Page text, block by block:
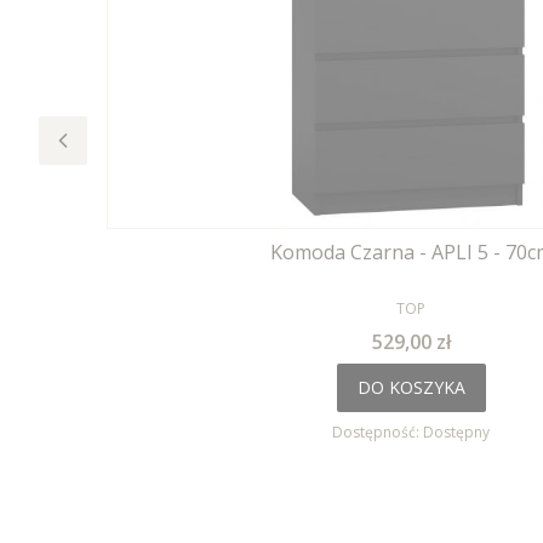
Komoda Czarna - APLI 5 -
PRODUCENT
TOP
Cena
529,00 zł
DO KOSZYKA
Dostępność: Dostępny